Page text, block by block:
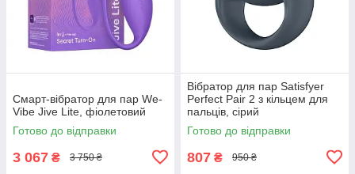
Смарт-вібратор для пар We-
Vibe Jive Lite, фіолетовий
Готово до відправки
3 067 ₴ 3 750 ₴
Вібратор для пар Satisfyer
Perfect Pair 2 з кільцем для
пальців, сірий
Готово до відправки
807 ₴ 950 ₴